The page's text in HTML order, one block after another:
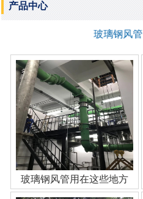
产品中心
玻璃钢风管
玻璃钢风管用在这些地方